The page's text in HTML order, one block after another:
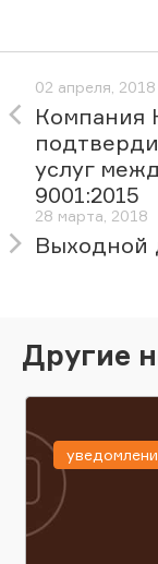
02 апреля, 2018
Компания
услуг
9001:2015
28 марта, 2018
Выходной
Другие